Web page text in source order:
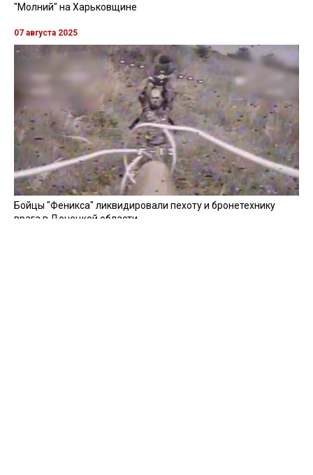
"Молний" на Харьковщине
07 августа 2025
Бойцы "Феникса" ликвидировали пехоту и бронетехнику
врага в Донецкой области